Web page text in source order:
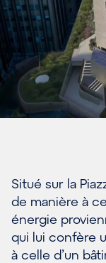
Situé sur la
de manière à
énergie
qui lui confère
à celle d’un